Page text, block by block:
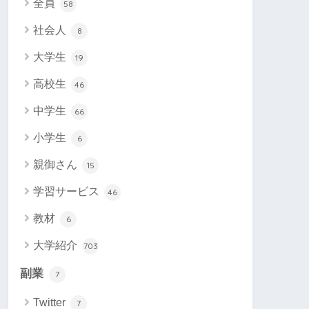
全員 58
社会人 8
大学生 19
高校生 46
中学生 66
小学生 6
親御さん 15
学習サービス 46
教材 6
大学紹介 703
副業 7
Twitter 7